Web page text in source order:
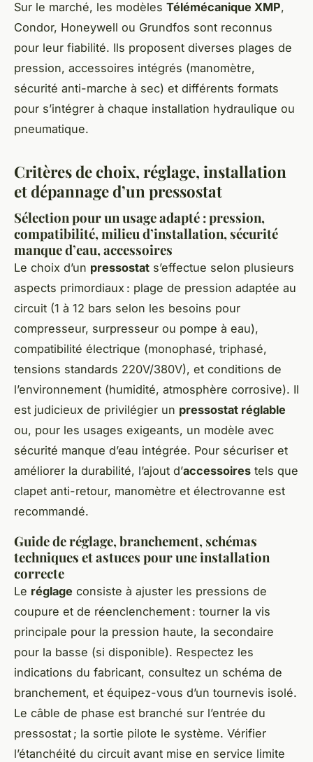
Sur le marché, les modèles Télémécanique XMP,
Condor, Honeywell ou Grundfos sont reconnus
pour leur fiabilité. Ils proposent diverses plages de
pression, accessoires intégrés (manomètre,
sécurité anti-marche à sec) et différents formats
pour s’intégrer à chaque installation hydraulique ou
pneumatique.
Critères de choix, réglage, installation
et dépannage d’un pressostat
Sélection pour un usage adapté : pression,
compatibilité, milieu d’installation, sécurité
manque d’eau, accessoires
Le choix d’un pressostat s’effectue selon plusieurs
aspects primordiaux : plage de pression adaptée au
circuit (1 à 12 bars selon les besoins pour
compresseur, surpresseur ou pompe à eau),
compatibilité électrique (monophasé, triphasé,
tensions standards 220V/380V), et conditions de
l’environnement (humidité, atmosphère corrosive). Il
est judicieux de privilégier un pressostat réglable
ou, pour les usages exigeants, un modèle avec
sécurité manque d’eau intégrée. Pour sécuriser et
améliorer la durabilité, l’ajout d’accessoires tels que
clapet anti-retour, manomètre et électrovanne est
recommandé.
Guide de réglage, branchement, schémas
techniques et astuces pour une installation
correcte
Le réglage consiste à ajuster les pressions de
coupure et de réenclenchement : tourner la vis
principale pour la pression haute, la secondaire
pour la basse (si disponible). Respectez les
indications du fabricant, consultez un schéma de
branchement, et équipez-vous d’un tournevis isolé.
Le câble de phase est branché sur l’entrée du
pressostat ; la sortie pilote le système. Vérifier
l’étanchéité du circuit avant mise en service limite